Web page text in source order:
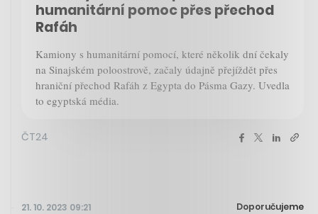
humanitární pomoc přes přechod
Rafáh
Kamiony s humanitární pomocí, které několik dní čekaly
na Sinajském poloostrově, začaly údajně přejíždět přes
hraniční přechod Rafáh z Egypta do Pásma Gazy. Uvedla
to egyptská média.
ČT24
21. 10. 2023 09:21 Doporučujeme